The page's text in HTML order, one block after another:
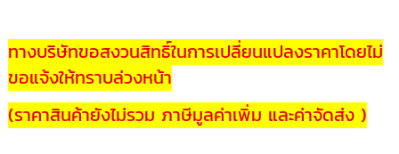
ทางบริษัทขอสงวนสิทธิ์ในการเปลี่ยนแปลงราคาโดยไม่
ขอแจ้งให้ทราบล่วงหน้า
(ราคาสินค้ายังไม่รวม ภาษีมูลค่าเพิ่ม และค่าจัดส่ง )